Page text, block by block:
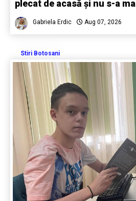
plecat de acasă și nu s-a
Gabriela Erdic Aug 07, 2026
Stiri Botosani